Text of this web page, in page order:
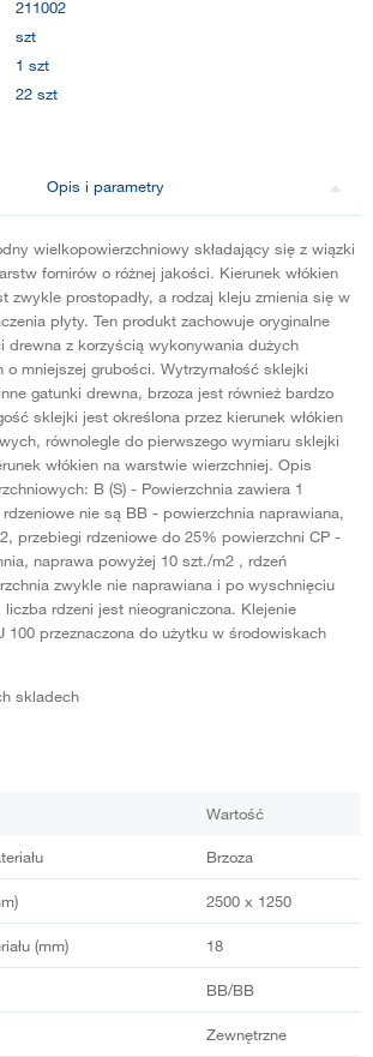
211002
szt
1 szt
22 szt
Opis i parametry
wielkopowierzchniowy składający się z wiązki
fornirów o różnej jakości. Kierunek włókien
zwykle prostopadły, a rodzaj kleju zmienia się w
płyty. Ten produkt zachowuje oryginalne
drewna z korzyścią wykonywania dużych
o mniejszej grubości. Wytrzymałość sklejki
gatunki drewna, brzoza jest również bardzo
sklejki jest określona przez kierunek włókien
równolegle do pierwszego wymiaru sklejki
włókien na warstwie wierzchniej. Opis
B (S) - Powierzchnia zawiera 1
nie są BB - powierzchnia naprawiana,
przebiegi rdzeniowe do 25% powierzchni CP -
naprawa powyżej 10 szt./m2 , rdzeń
zwykle nie naprawiana i po wyschnięciu
rdzeni jest nieograniczona. Klejenie
100 przeznaczona do użytku w środowiskach
skladech
Wartość
Brzoza
2500 x 1250
(mm) 18
BB/BB
Zewnętrzne